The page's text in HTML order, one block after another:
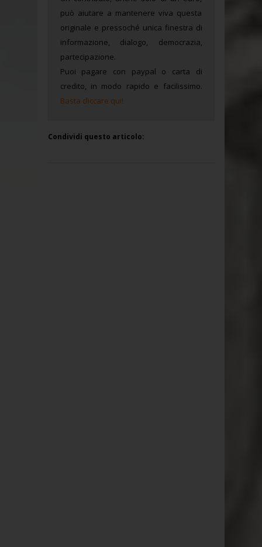
può aiutare a mantenere viva questa
originale e pressoché unica finestra di
informazione, dialogo, democrazia,
partecipazione.
Puoi pagare con paypal o carta di
credito, in modo rapido e facilissimo.
Basta cliccare qui!
Condividi questo articolo: